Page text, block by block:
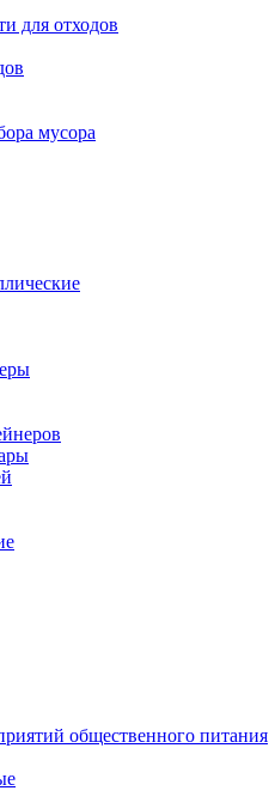
для отходов
мусора
общественного питания